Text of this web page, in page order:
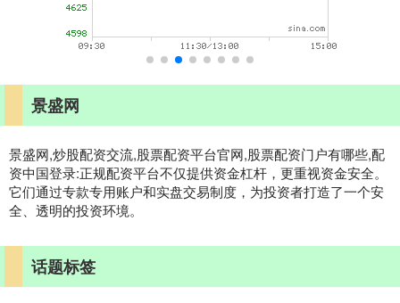
景盛网
景盛网,炒股配资交流,股票配资平台官网,股票配资门户有哪些,配
资中国登录:正规配资平台不仅提供资金杠杆，更重视资金安全。
它们通过专款专用账户和实盘交易制度，为投资者打造了一个安
全、透明的投资环境。
话题标签